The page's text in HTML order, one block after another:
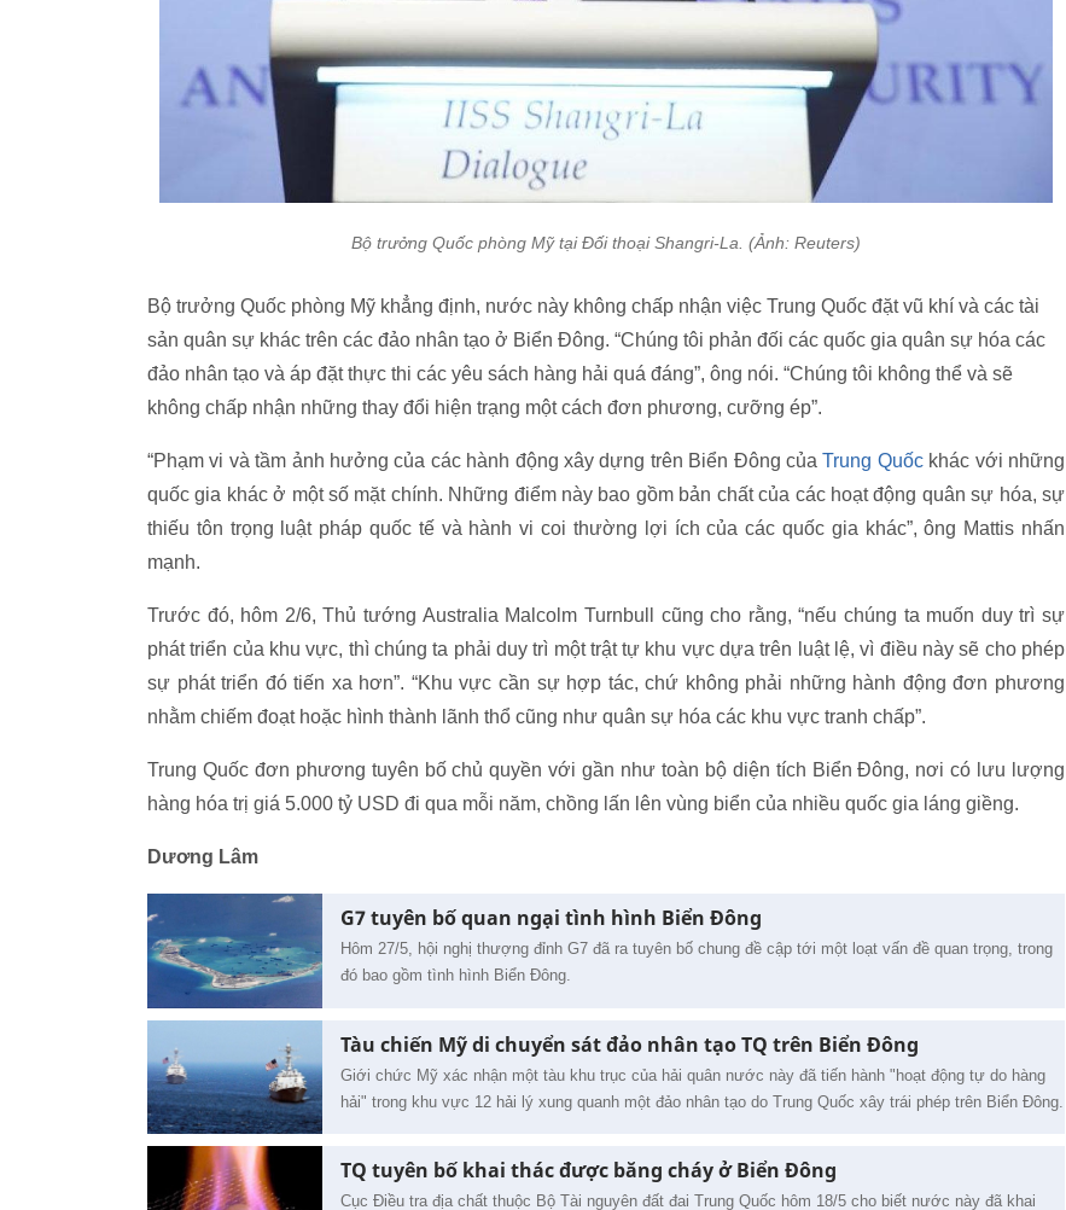
Bộ trưởng Quốc phòng Mỹ tại Đối thoại Shangri-La. (Ảnh: Reuters)
Bộ trưởng Quốc phòng Mỹ khẳng định, nước này không chấp nhận việc Trung Quốc đặt vũ khí và các tài
sản quân sự khác trên các đảo nhân tạo ở Biển Đông. “Chúng tôi phản đối các quốc gia quân sự hóa các
đảo nhân tạo và áp đặt thực thi các yêu sách hàng hải quá đáng”, ông nói. “Chúng tôi không thể và sẽ
không chấp nhận những thay đổi hiện trạng một cách đơn phương, cưỡng ép”.
“Phạm vi và tầm ảnh hưởng của các hành động xây dựng trên Biển Đông củaTrung Quốckhác với những
quốc gia khác ở một số mặt chính. Những điểm này bao gồm bản chất của các hoạt động quân sự hóa, sự
thiếu tôn trọng luật pháp quốc tế và hành vi coi thường lợi ích của các quốc gia khác”, ông Mattis nhấn
mạnh.
Trước đó, hôm 2/6, Thủ tướng Australia Malcolm Turnbull cũng cho rằng, “nếu chúng ta muốn duy trì sự
phát triển của khu vực, thì chúng ta phải duy trì một trật tự khu vực dựa trên luật lệ, vì điều này sẽ cho phép
sự phát triển đó tiến xa hơn”. “Khu vực cần sự hợp tác, chứ không phải những hành động đơn phương
nhằm chiếm đoạt hoặc hình thành lãnh thổ cũng như quân sự hóa các khu vực tranh chấp”.
Trung Quốc đơn phương tuyên bố chủ quyền với gần như toàn bộ diện tích Biển Đông, nơi có lưu lượng
hàng hóa trị giá 5.000 tỷ USD đi qua mỗi năm, chồng lấn lên vùng biển của nhiều quốc gia láng giềng.
Dương Lâm
G7 tuyên bố quan ngại tình hình Biển Đông
Hôm 27/5, hội nghị thượng đỉnh G7 đã ra tuyên bố chung đề cập tới một loạt vấn đề quan trọng, trong
đó bao gồm tình hình Biển Đông.
Tàu chiến Mỹ di chuyển sát đảo nhân tạo TQ trên Biển Đông
Giới chức Mỹ xác nhận một tàu khu trục của hải quân nước này đã tiến hành "hoạt động tự do hàng
hải" trong khu vực 12 hải lý xung quanh một đảo nhân tạo do Trung Quốc xây trái phép trên Biển Đông.
TQ tuyên bố khai thác được băng cháy ở Biển Đông
Cục Điều tra địa chất thuộc Bộ Tài nguyên đất đai Trung Quốc hôm 18/5 cho biết nước này đã khai